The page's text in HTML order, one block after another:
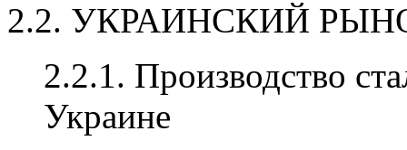
2.2. УКРАИНСКИЙ
2.2.1. Производство
Украине